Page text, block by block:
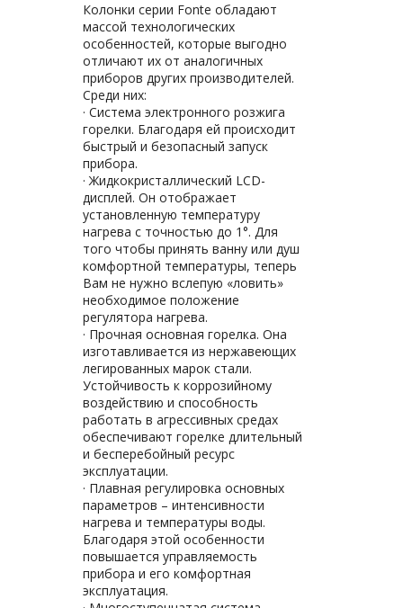
Колонки серии Fonte обладают
массой технологических
особенностей, которые выгодно
отличают их от аналогичных
приборов других производителей.
Среди них:
· Система электронного розжига
горелки. Благодаря ей происходит
быстрый и безопасный запуск
прибора.
· Жидкокристаллический LCD-
дисплей. Он отображает
установленную температуру
нагрева с точностью до 1°. Для
того чтобы принять ванну или душ
комфортной температуры, теперь
Вам не нужно вслепую «ловить»
необходимое положение
регулятора нагрева.
· Прочная основная горелка. Она
изготавливается из нержавеющих
легированных марок стали.
Устойчивость к коррозийному
воздействию и способность
работать в агрессивных средах
обеспечивают горелке длительный
и бесперебойный ресурс
эксплуатации.
· Плавная регулировка основных
параметров – интенсивности
нагрева и температуры воды.
Благодаря этой особенности
повышается управляемость
прибора и его комфортная
эксплуатация.